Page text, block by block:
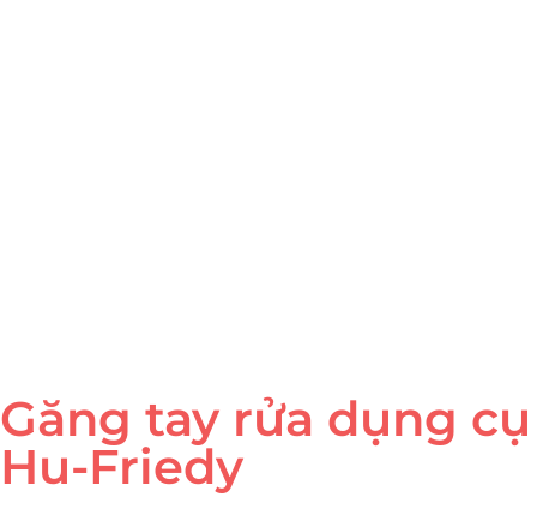
Găng tay rửa dụng cụ
Hu-Friedy